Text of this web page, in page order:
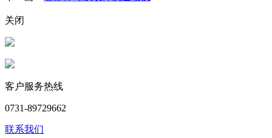
关闭
客户服务热线
0731-89729662
联系我们